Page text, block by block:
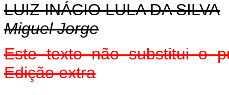
LUIZ INÁCIO LULA DA SILVA
Miguel Jorge
Este texto não substitui o
Edição extra